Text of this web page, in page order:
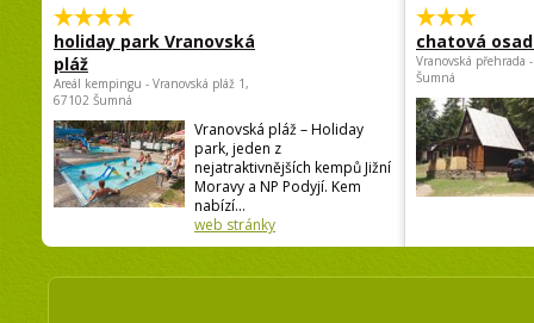
holiday park Vranovská
pláž
Areál kempingu - Vranovská pláž 1,
67102 Šumná
Vranovská pláž – Holiday
park, jeden z
nejatraktivnějších kempů Jižní
Moravy a NP Podyjí. Kem
nabízí...
web stránky
chatová
Vranovská přehrada
Šumná